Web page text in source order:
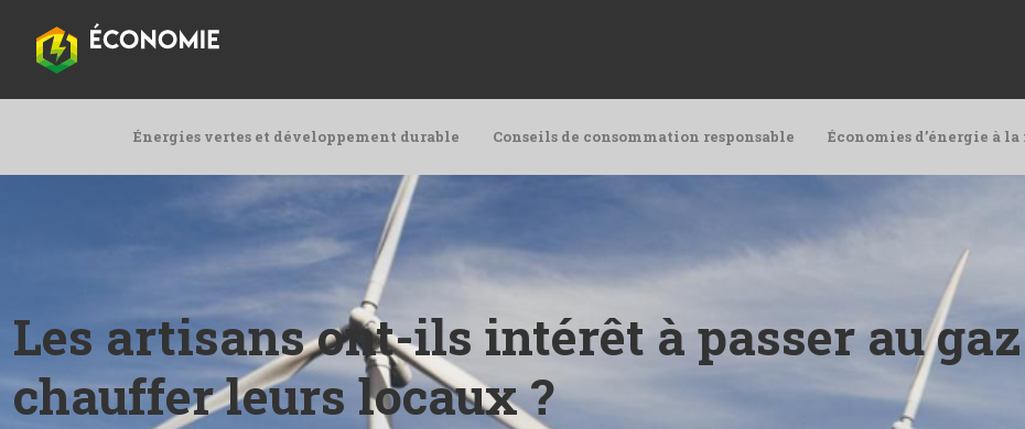
Énergies vertes et développement durable Conseils de consommation responsable Économies d’énergie à la
Les artisans ont-ils intérêt à passer au
chauffer leurs locaux ?